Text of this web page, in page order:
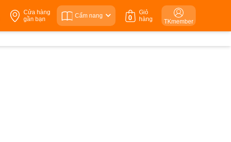
Cửa hàng
gần bạn
Cẩm nang
Giỏ
hàng
0 TKmember